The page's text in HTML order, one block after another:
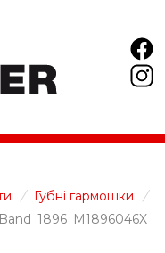
/ Губні гармошки
/
1896 M1896046X